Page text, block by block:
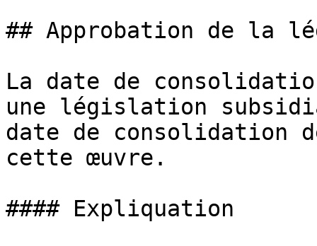
## Approbation de la
La date de
une législation
date de consolidation
cette œuvre.
#### Expliquation